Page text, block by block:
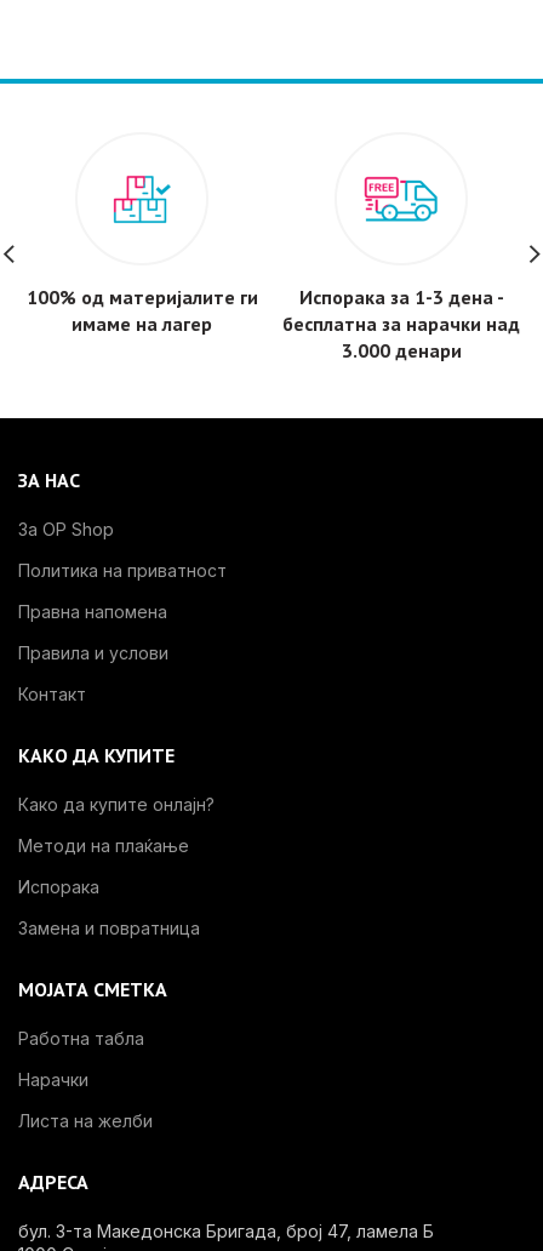
100% од материјалите ги
имаме на лагер
Испорака за 1-3 дена -
бесплатнa за нарачки над
3.000 денари
ЗА НАС
За OP Shop
Политика на приватност
Правна напомена
Правила и услови
Контакт
КАКО ДА КУПИТЕ
Како да купите онлајн?
Методи на плаќање
Испорака
Замена и повратница
МОЈАТА СМЕТКА
Работна табла
Нарачки
Листа на желби
АДРЕСА
бул. 3-та Македонска Бригада, број 47, ламела Б